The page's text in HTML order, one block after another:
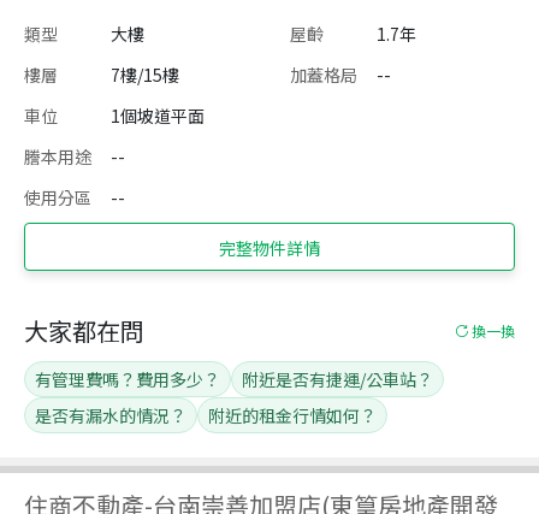
類型 大樓 屋齡
1.7年
樓層
7樓/15樓 加蓋格局
--
車位
1個坡道平面
謄本用途
--
使用分區
--
完整物件詳情
住商不動產-台南崇善加盟店(東篁房地產開發
大家都在問 換一換
有管理費嗎？費用多少？
附近是否有捷運/公車站？
是否有漏水的情況？
附近的租金行情如何？